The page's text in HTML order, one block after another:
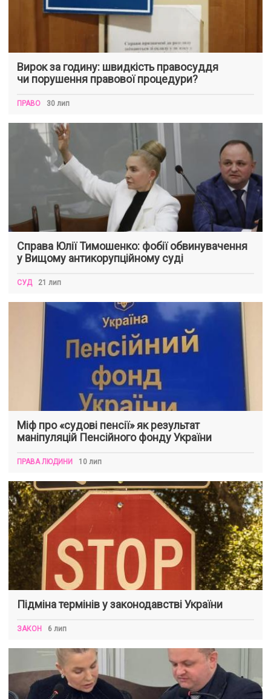
Вирок за годину: швидкість правосуддя
чи порушення правової процедури?
ПРАВО 30 лип
Справа Юлії Тимошенко: фобії обвинувачення
у Вищому антикорупційному суді
СУД 21 лип
Міф про «судові пенсії» як результат
маніпуляцій Пенсійного фонду України
ПРАВА ЛЮДИНИ 10 лип
Підміна термінів у законодавстві України
ЗАКОН 6 лип